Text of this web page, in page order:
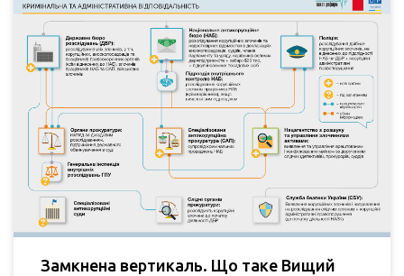
Замкнена вертикаль. Що таке Вищий